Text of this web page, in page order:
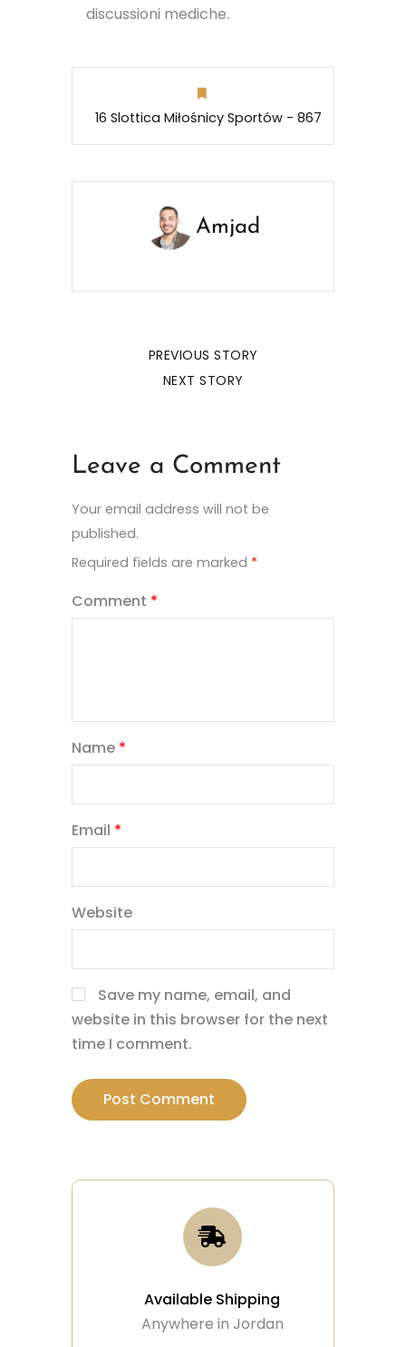
discussioni mediche.
16 Slottica Miłośnicy Sportów - 867
Amjad
PREVIOUS STORY
NEXT STORY
Leave a Comment
Your email address will not be
published.
Required fields are marked *
Comment *
Name *
Email *
Website
Save my name, email, and
website in this browser for the next
time I comment.
Available Shipping
Anywhere in Jordan